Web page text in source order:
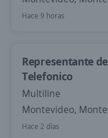
Hace 9 horas
Representante
Telefonico
Multiline
Montevideo,
Hace 2 días